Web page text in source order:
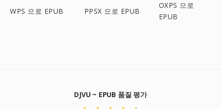
WPS 으로 EPUB PPSX 으로 EPUB
OXPS 으로
EPUB
DJVU ~ EPUB 품질 평가